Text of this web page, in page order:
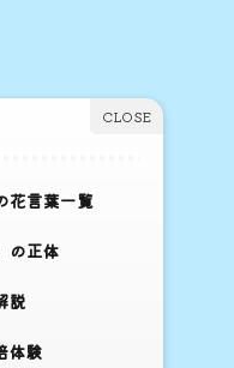
花言葉一覧
の正体
説
体験